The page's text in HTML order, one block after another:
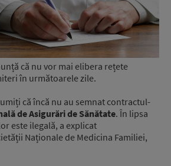
că nu vor mai elibera rețete
în următoarele zile.
că încă nu au semnat contractul-
de Asigurări de Sănătate. În lipsa
este ilegală, a explicat
Naționale de Medicina Familiei,